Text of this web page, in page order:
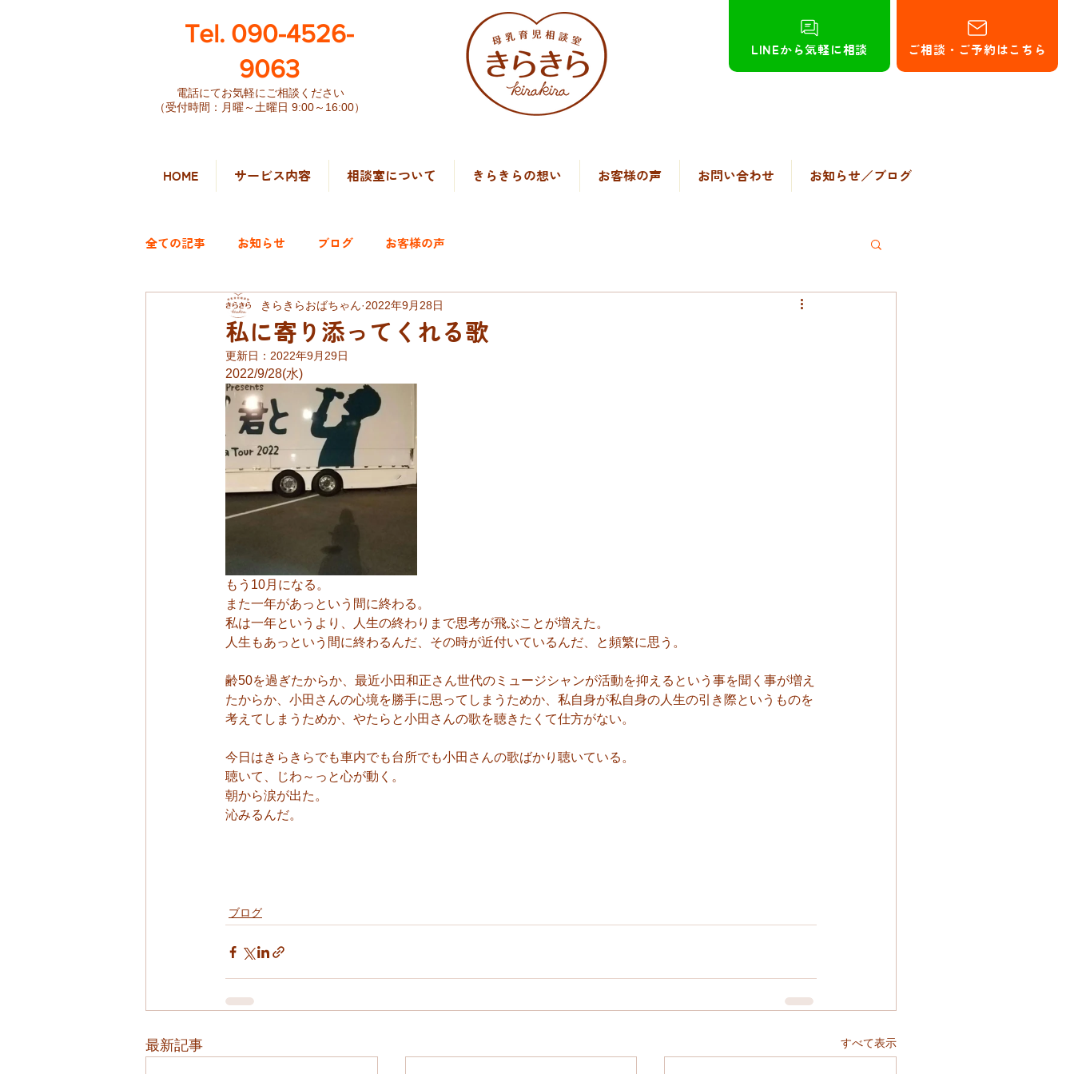
LINEから気軽に相談 ご相談・ご予約はこちら
​Tel. 090-4526-
9063
電話にてお気軽にご相談ください
（受付時間：月曜～土曜日 9:00～16:00）
HOME サービス内容 相談室について きらきらの想い お客様の声 お問い合わせ お知らせ／ブログ
全ての記事 お知らせ ブログ お客様の声
私に寄り添ってくれる歌
きらきらおばちゃん 2022年9月28日
更新日： 2022年9月29日
2022/9/28(水)
もう10月になる。
また一年があっという間に終わる。
私は一年というより、人生の終わりまで思考が飛ぶことが増えた。
人生もあっという間に終わるんだ、その時が近付いているんだ、と頻繁に思う。
齢50を過ぎたからか、最近小田和正さん世代のミュージシャンが活動を抑えるという事を聞く事が増え
たからか、小田さんの心境を勝手に思ってしまうためか、私自身が私自身の人生の引き際というものを
考えてしまうためか、やたらと小田さんの歌を聴きたくて仕方がない。
今日はきらきらでも車内でも台所でも小田さんの歌ばかり聴いている。
聴いて、じわ～っと心が動く。
朝から涙が出た。
沁みるんだ。
ブログ
最新記事 すべて表示